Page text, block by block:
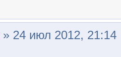
» 24 июл 2012, 21:14